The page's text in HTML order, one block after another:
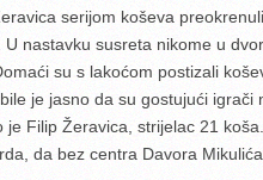
serijom koševa
nastavku susreta nikome u
su s lakoćom postizali
je jasno da su gostujući igrači
Filip Žeravica, strijelac 21
da bez centra Davora